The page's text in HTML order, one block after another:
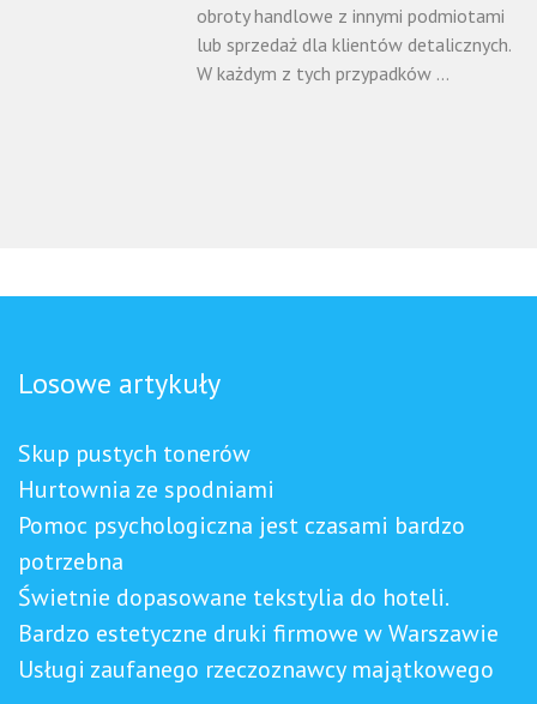
obroty handlowe z innymi podmiotami
lub sprzedaż dla klientów detalicznych.
W każdym z tych przypadków ...
Losowe artykuły
Skup pustych tonerów
Hurtownia ze spodniami
Pomoc psychologiczna jest czasami bardzo
potrzebna
Świetnie dopasowane tekstylia do hoteli.
Bardzo estetyczne druki firmowe w Warszawie
Usługi zaufanego rzeczoznawcy majątkowego